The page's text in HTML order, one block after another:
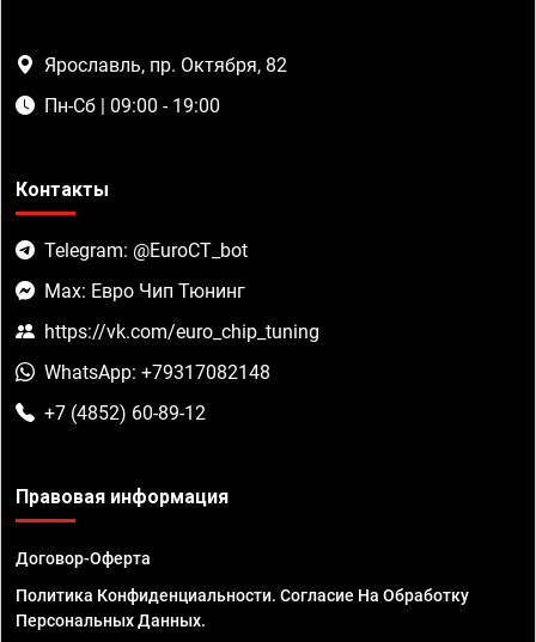
Ярославль, пр. Октября, 82
Пн-Сб | 09:00 - 19:00
Контакты
Telegram: @EuroCT_bot
Max: Евро Чип Тюнинг
https://vk.com/euro_chip_tuning
WhatsApp: +79317082148
+7 (4852) 60-89-12
Правовая информация
Договор-Оферта
Политика Конфиденциальности. Согласие На Обработку
Персональных Данных.